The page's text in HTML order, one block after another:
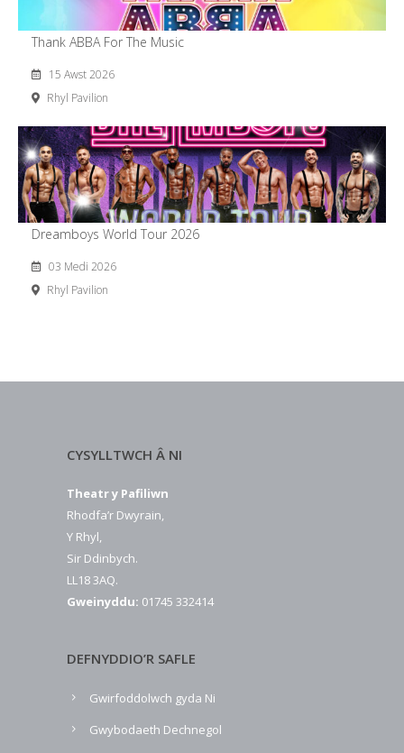
Thank ABBA For The Music
15 Awst 2026
Rhyl Pavilion
Dreamboys World Tour 2026
03 Medi 2026
Rhyl Pavilion
CYSYLLTWCH Â NI
Theatr y Pafiliwn
Rhodfa’r Dwyrain,
Y Rhyl,
Sir Ddinbych.
LL18 3AQ.
Gweinyddu: 01745 332414
DEFNYDDIO’R SAFLE
Gwirfoddolwch gyda Ni
Gwybodaeth Dechnegol